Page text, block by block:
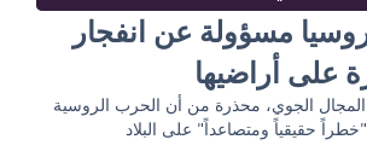
مسؤولة عن انفجار
على أراضيها
المجال الجوي، محذرة من أن الحرب الروسية
حقيقياً ومتصاعداً" على البلاد